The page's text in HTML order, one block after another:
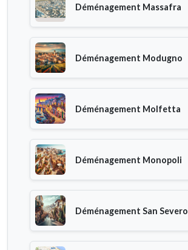
Déménagement Massafra
Déménagement Modugno
Déménagement Molfetta
Déménagement Monopoli
Déménagement San Severo